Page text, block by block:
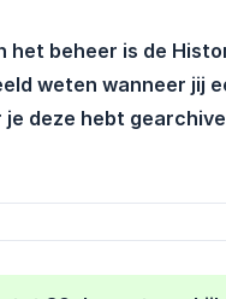
het beheer is de
weten wanneer jij
deze hebt